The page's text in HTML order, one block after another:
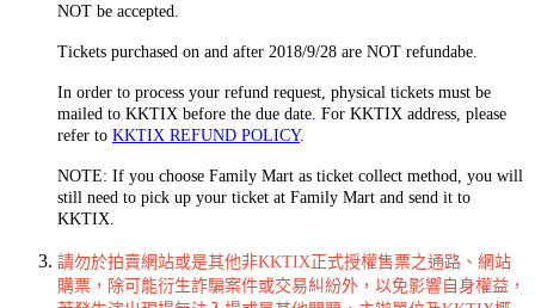
NOT be accepted.
Tickets purchased on and after 2018/9/28 are NOT refundabe.
In order to process your refund request, physical tickets must be
mailed to KKTIX before the due date. For KKTIX address, please
refer to KKTIX REFUND POLICY.
NOTE: If you choose Family Mart as ticket collect method, you will
still need to pick up your ticket at Family Mart and send it to
KKTIX.
請勿於拍賣網站或是其他非KKTIX正式授權售票之通路、網站
購票，除可能衍生詐騙案件或交易糾紛外，以免影響自身權益，